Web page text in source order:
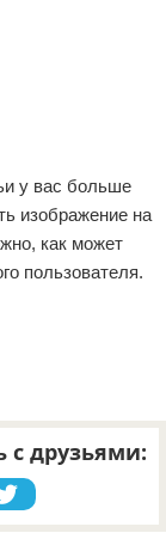
у вас больше
изображение на
как может
пользователя.
с друзьями: